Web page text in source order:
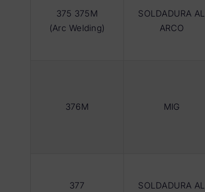
375 375M
(Arc Welding)
SOLDADURA AL
ARCO
376M MIG
377 SOLDADURA AL